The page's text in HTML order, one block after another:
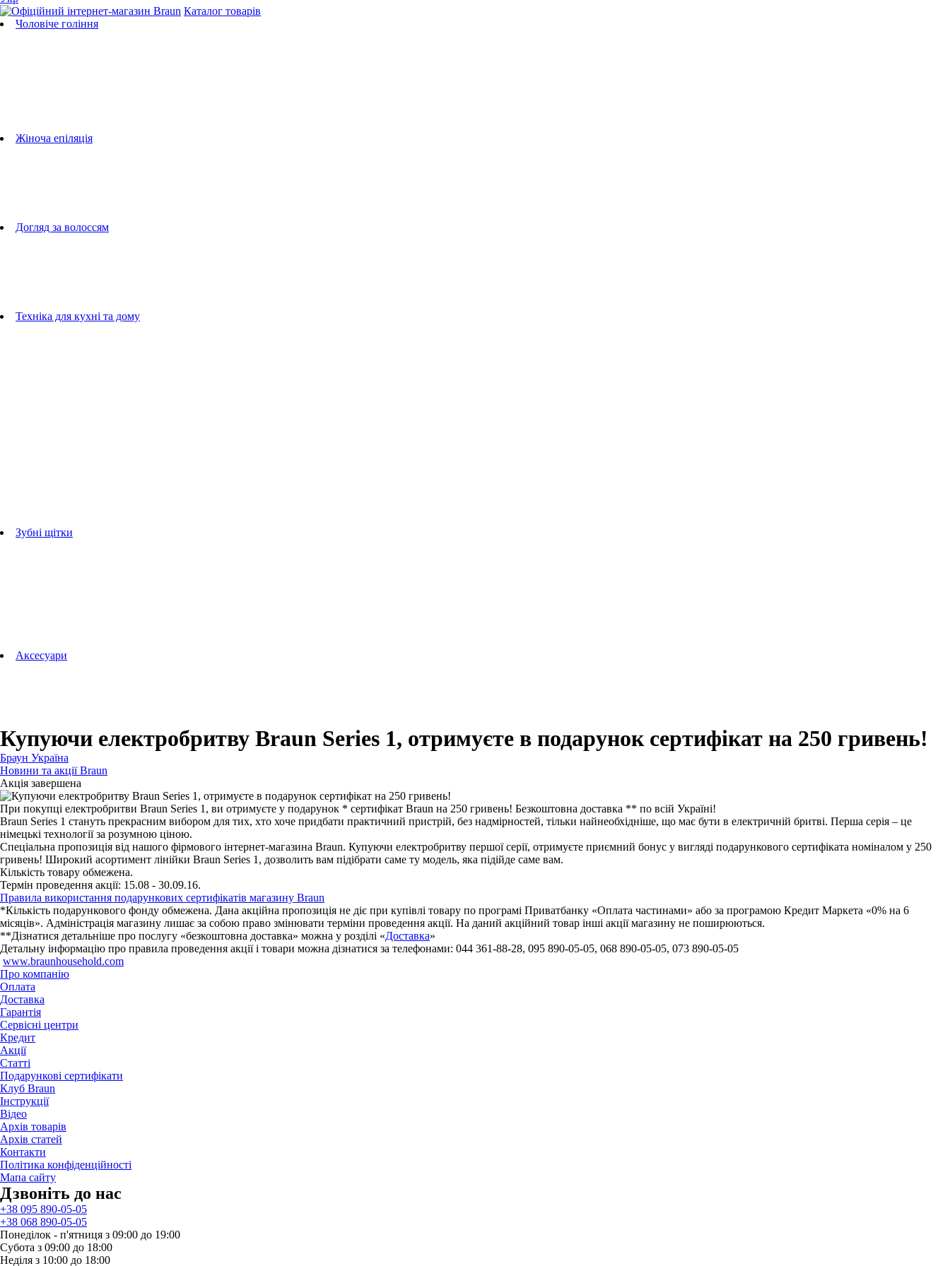
Каталог товарів
Чоловіче гоління
Жіноча епіляція
Догляд за волоссям
Техніка для кухні та дому
Зубні щітки
Aксесуари
Купуючи електробритву Braun Series 1, отримуєте в подарунок сертифікат на 250 гривень!
Браун Україна
Новини та акції Braun
Акція завершена
При покупці електробритви Braun Series 1, ви отримуєте у подарунок * сертифікат Braun на 250 гривень! Безкоштовна доставка ** по всій Україні!
Braun Series 1 стануть прекрасним вибором для тих, хто хоче придбати практичний пристрій, без надмірностей, тільки найнеобхідніше, що має бути в електричній бритві. Перша серія – це
німецькі технології за розумною ціною.
Спеціальна пропозиція від нашого фірмового інтернет-магазина Braun. Купуючи електробритву першої серії, отримуєте приємний бонус у вигляді подарункового сертифіката номіналом у 250
гривень! Широкий асортимент лінійки Braun Series 1, дозволить вам підібрати саме ту модель, яка підійде саме вам.
Кількість товару обмежена.
Термін проведення акції: 15.08 - 30.09.16.
Правила використання подарункових сертифікатів магазину Braun
*Кількість подарункового фонду обмежена. Дана акційна пропозиція не діє при купівлі товару по програмі Приватбанку «Оплата частинами» або за програмою Кредит Маркета «0% на 6
місяців». Адміністрація магазину лишає за собою право змінювати терміни проведення акції. На даний акційний товар інші акції магазину не поширюються.
**Дізнатися детальніше про послугу «безкоштовна доставка» можна у розділі «Доставка»
Детальну інформацію про правила проведення акції і товари можна дізнатися за телефонами: 044 361-88-28, 095 890-05-05, 068 890-05-05, 073 890-05-05
www.braunhousehold.com
Про компанію
Оплата
Доставка
Гарантія
Сервісні центри
Кредит
Акції
Статті
Подарункові сертифікати
Клуб Braun
Iнструкції
Відео
Архів товарів
Архів статей
Контакти
Політика конфіденційності
Мапа сайту
Дзвонiть до нас
+38 095 890-05-05
+38 068 890-05-05
Понеділок - п'ятниця з 09:00 до 19:00
Субота з 09:00 до 18:00
Неділя з 10:00 до 18:00